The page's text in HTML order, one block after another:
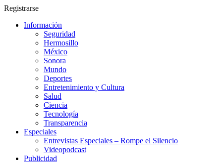
Registrarse
Información
Seguridad
Hermosillo
México
Sonora
Mundo
Deportes
Entretenimiento y Cultura
Salud
Ciencia
Tecnología
Transparencia
Especiales
Entrevistas Especiales – Rompe el Silencio
Videopodcast
Publicidad